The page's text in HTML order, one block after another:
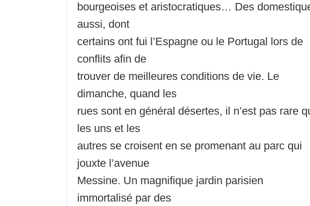
bourgeoises et aristocratiques… Des
aussi, dont
certains ont fui l’Espagne ou le Portugal lors de
conflits afin de
trouver de meilleures conditions de vie. Le
dimanche, quand les
rues sont en général désertes, il n’est pas rare
les uns et les
autres se croisent en se promenant au parc qui
jouxte l’avenue
Messine. Un magnifique jardin parisien
immortalisé par des